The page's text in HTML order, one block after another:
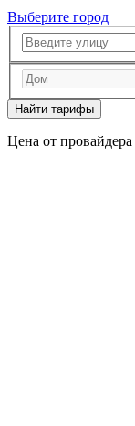
Выберите город
Найти тарифы
Цена от провайдера